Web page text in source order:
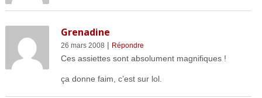
Grenadine
26 mars 2008 | Répondre
Ces assiettes sont absolument magnifiques !
ça donne faim, c’est sur lol.